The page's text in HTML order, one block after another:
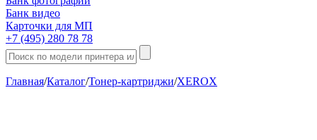
Банк видео
Карточки для МП
+7 (495) 280 78 78
Главная/Каталог/Тонер-картриджи/XEROX